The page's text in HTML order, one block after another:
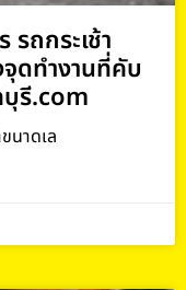
รถกระเช้า
ดทำงานที่คับ
บุรี.com
นาดเล